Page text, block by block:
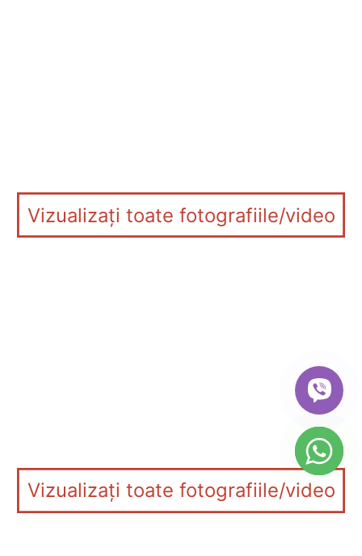
Vizualizați toate fotografiile/video
Vizualizați toate fotografiile/video